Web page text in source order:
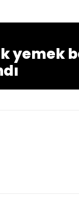
yemek